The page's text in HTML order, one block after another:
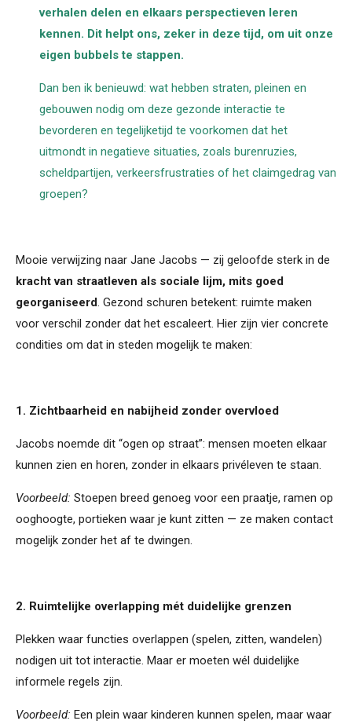
verhalen delen en elkaars perspectieven leren
kennen. Dit helpt ons, zeker in deze tijd, om uit onze
eigen bubbels te stappen.
Dan ben ik benieuwd: wat hebben straten, pleinen en
gebouwen nodig om deze gezonde interactie te
bevorderen en tegelijketijd te voorkomen dat het
uitmondt in negatieve situaties, zoals burenruzies,
scheldpartijen, verkeersfrustraties of het claimgedrag van
groepen?
Mooie verwijzing naar Jane Jacobs — zij geloofde sterk in de
kracht van straatleven als sociale lijm, mits goed
georganiseerd. Gezond schuren betekent: ruimte maken
voor verschil zonder dat het escaleert. Hier zijn vier concrete
condities om dat in steden mogelijk te maken:
1. Zichtbaarheid en nabijheid zonder overvloed
Jacobs noemde dit “ogen op straat”: mensen moeten elkaar
kunnen zien en horen, zonder in elkaars privéleven te staan.
Voorbeeld: Stoepen breed genoeg voor een praatje, ramen op
ooghoogte, portieken waar je kunt zitten — ze maken contact
mogelijk zonder het af te dwingen.
2. Ruimtelijke overlapping mét duidelijke grenzen
Plekken waar functies overlappen (spelen, zitten, wandelen)
nodigen uit tot interactie. Maar er moeten wél duidelijke
informele regels zijn.
Voorbeeld: Een plein waar kinderen kunnen spelen, maar waar